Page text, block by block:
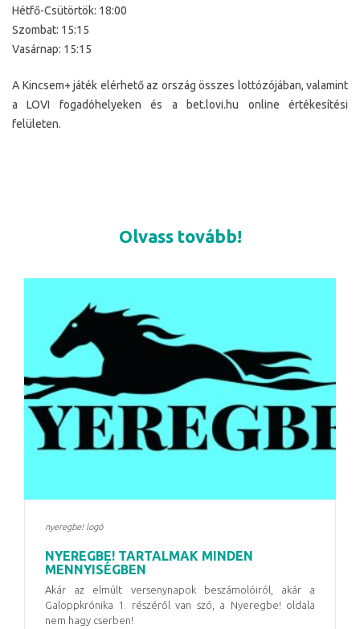
Hétfő-Csütörtök: 18:00
Szombat: 15:15
Vasárnap: 15:15
A Kincsem+ játék elérhető az ország összes lottózójában, valamint
a LOVI fogadóhelyeken és a bet.lovi.hu online értékesítési
felületen.
Olvass tovább!
nyeregbe! logó
NYEREGBE! TARTALMAK MINDEN
MENNYISÉGBEN
Akár az elmúlt versenynapok beszámolóiról, akár a
Galoppkrónika 1. részéről van szó, a Nyeregbe! oldala
nem hagy cserben!